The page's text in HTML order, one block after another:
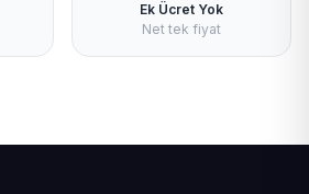
Ek Ücret Yok
Net tek fiyat